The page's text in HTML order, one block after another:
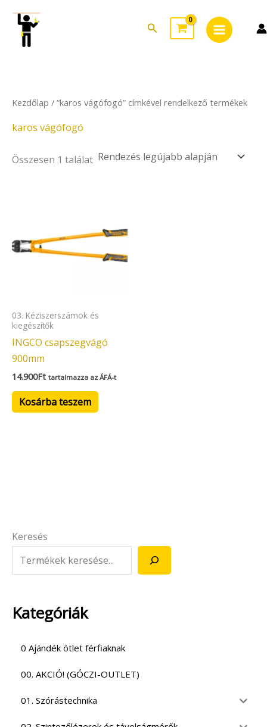
content
Search
Menu
Keresés
Kategóriák
0 Ajándék ötlet férfiaknak
00. AKCIÓ! (GÓCZI-OUTLET)
01. Szórástechnika
Kezdőlap / “karos vágófogó” címkével rendelkező termékek
karos vágófogó
Összesen 1 találat
03. Kéziszerszámok és
kiegészítők
INGCO csapszegvágó
900mm
14.900Ft tartalmazza az ÁFÁ-t
Kosárba teszem